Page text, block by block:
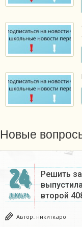
Новые
24
ДЕКАБРЬ
Решить
второй
Автор: никиткаро